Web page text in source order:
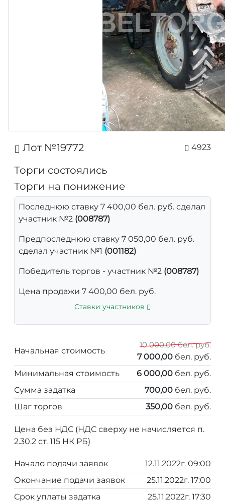
Лот №19772 4923
Торги состоялись
Торги на понижение
Последнюю ставку 7 400,00 бел. руб. сделал
участник №2 (008787)
Предпоследнюю ставку 7 050,00 бел. руб.
сделал участник №1 (001182)
Победитель торгов - участник №2 (008787)
Цена продажи 7 400,00 бел. руб.
Ставки участников
Начальная стоимость
10 000,00 бел. руб.
7 000,00 бел. руб.
Минимальная стоимость
6 000,00 бел. руб.
Сумма задатка
700,00 бел. руб.
Шаг торгов
350,00 бел. руб.
Цена без НДС (НДС сверху не начисляется п.
2.30.2 ст. 115 НК РБ)
Начало подачи заявок
12.11.2022г. 09:00
Окончание подачи заявок
25.11.2022г. 17:00
Срок уплаты задатка
25.11.2022г. 17:30